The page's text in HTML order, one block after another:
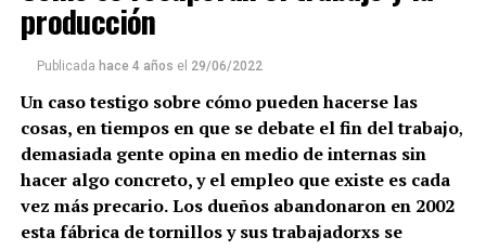
producción
Publicada hace 4 años el 29/06/2022
Un caso testigo sobre cómo pueden hacerse las
cosas, en tiempos en que se debate el fin del trabajo,
demasiada gente opina en medio de internas sin
hacer algo concreto, y el empleo que existe es cada
vez más precario.Los dueños abandonaron en 2002
esta fábrica de tornillos y sus trabajadorxs se